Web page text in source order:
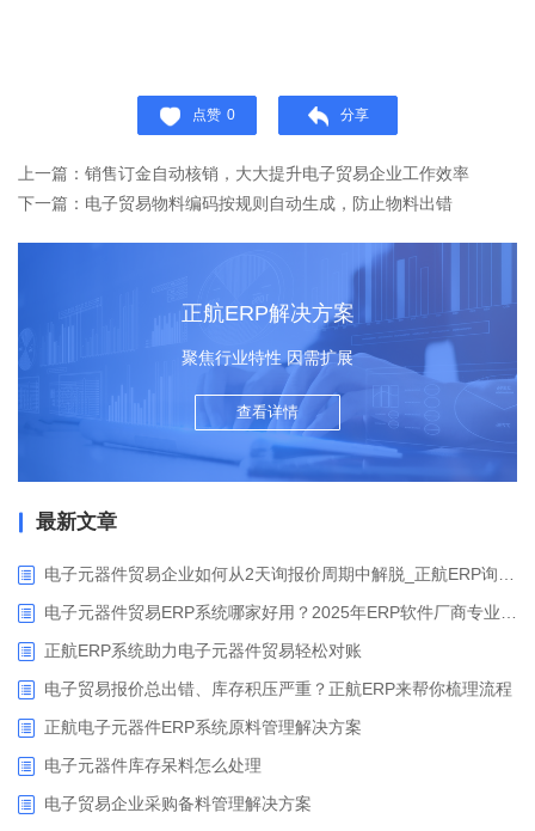
点赞 0 分享
上一篇：销售订金自动核销，大大提升电子贸易企业工作效率
下一篇：电子贸易物料编码按规则自动生成，防止物料出错
正航ERP解决方案
聚焦行业特性 因需扩展
查看详情
最新文章
电子元器件贸易企业如何从2天询报价周期中解脱_正航ERP询价协同方案
电子元器件贸易ERP系统哪家好用？2025年ERP软件厂商专业解析
正航ERP系统助力电子元器件贸易轻松对账
电子贸易报价总出错、库存积压严重？正航ERP来帮你梳理流程
正航电子元器件ERP系统原料管理解决方案
电子元器件库存呆料怎么处理
电子贸易企业采购备料管理解决方案